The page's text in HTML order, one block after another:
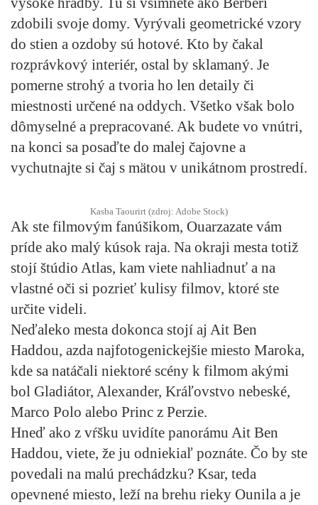
zdobili svoje domy. Vyrývali geometrické vzory
do stien a ozdoby sú hotové. Kto by čakal
rozprávkový interiér, ostal by sklamaný. Je
pomerne strohý a tvoria ho len detaily či
miestnosti určené na oddych. Všetko však bolo
dômyselné a prepracované. Ak budete vo vnútri,
na konci sa posaďte do malej čajovne a
vychutnajte si čaj s mätou v unikátnom prostredí.
Kasba Taourirt (zdroj: Adobe Stock)
Ak ste filmovým fanúšikom, Ouarzazate vám
príde ako malý kúsok raja. Na okraji mesta totiž
stojí štúdio Atlas, kam viete nahliadnuť a na
vlastné oči si pozrieť kulisy filmov, ktoré ste
určite videli.
Neďaleko mesta dokonca stojí aj Ait Ben
Haddou, azda najfotogenickejšie miesto Maroka,
kde sa natáčali niektoré scény k filmom akými
bol Gladiátor, Alexander, Kráľovstvo nebeské,
Marco Polo alebo Princ z Perzie.
Hneď ako z vŕšku uvidíte panorámu Ait Ben
Haddou, viete, že ju odniekiaľ poznáte. Čo by ste
povedali na malú prechádzku? Ksar, teda
opevnené miesto, leží na brehu rieky Ounila a je